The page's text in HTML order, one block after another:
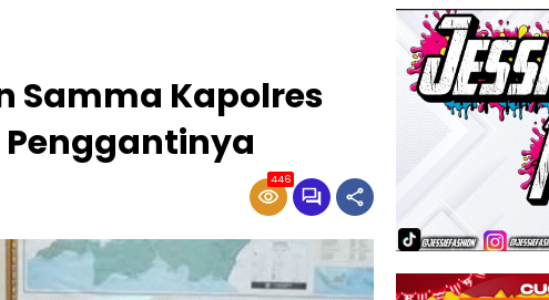
Samma Kapolres
446